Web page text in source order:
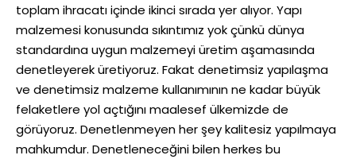
toplam ihracatı içinde ikinci sırada yer alıyor. Yapı
malzemesi konusunda sıkıntımız yok çünkü dünya
standardına uygun malzemeyi üretim aşamasında
denetleyerek üretiyoruz. Fakat denetimsiz yapılaşma
ve denetimsiz malzeme kullanımının ne kadar büyük
felaketlere yol açtığını maalesef ülkemizde de
görüyoruz. Denetlenmeyen her şey kalitesiz yapılmaya
mahkumdur. Denetleneceğini bilen herkes bu